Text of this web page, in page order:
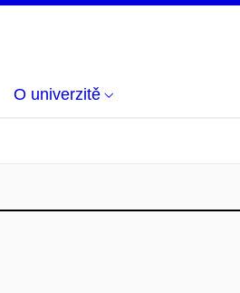
O univerzitě